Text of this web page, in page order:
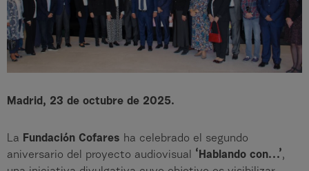
Madrid, 23 de octubre de 2025.
La Fundación Cofares ha celebrado el segundo
aniversario del proyecto audiovisual ‘Hablando con…’,